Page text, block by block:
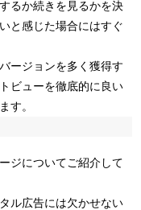
るか続きを見るかを決
と感じた場合にはすぐ
ージョンを多く獲得す
ビューを徹底的に良い
す。
ジについてご紹介して
ル広告には欠かせない